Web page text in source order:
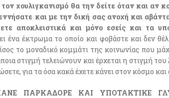
χουλιγκανισμό θα την δείτε όταν και αν
και με την δική σας ανοχή και
αποκλειστικά και μόνο εσείς και τα
ένα έκτρωμα το οποίο και φοβάστε και δεν
το μοναδικό κομμάτι της κοινωνίας που
στιγμή τελειώνουν και έρχεται η στιγμή
για τα όσα κακά έχετε κάνει στον κόσμο και
ΠΑΡΚΑΔΟΡΕ ΚΑΙ ΥΠΟΤΑΚΤΙΚΕ